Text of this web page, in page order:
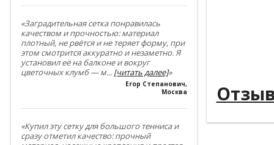
«Заградительная сетка понравилась
качеством и прочностью: материал
плотный, не рвётся и не теряет форму, при
этом смотрится аккуратно и незаметно. Я
установил её на балконе и вокруг
цветочных клумб — м... [читать далее]»
Егор Степанович,
Москва
«Купил эту сетку для большого тенниса и
сразу отметил качество: прочный